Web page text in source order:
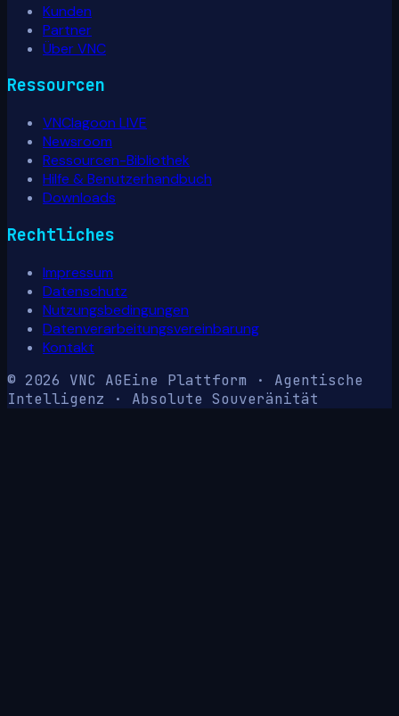
Kunden
Partner
Über VNC
Ressourcen
VNClagoon LIVE
Newsroom
Ressourcen-Bibliothek
Hilfe & Benutzerhandbuch
Downloads
Rechtliches
Impressum
Datenschutz
Nutzungsbedingungen
Datenverarbeitungsvereinbarung
Kontakt
© 2026 VNC AGEine Plattform · Agentische
Intelligenz · Absolute Souveränität